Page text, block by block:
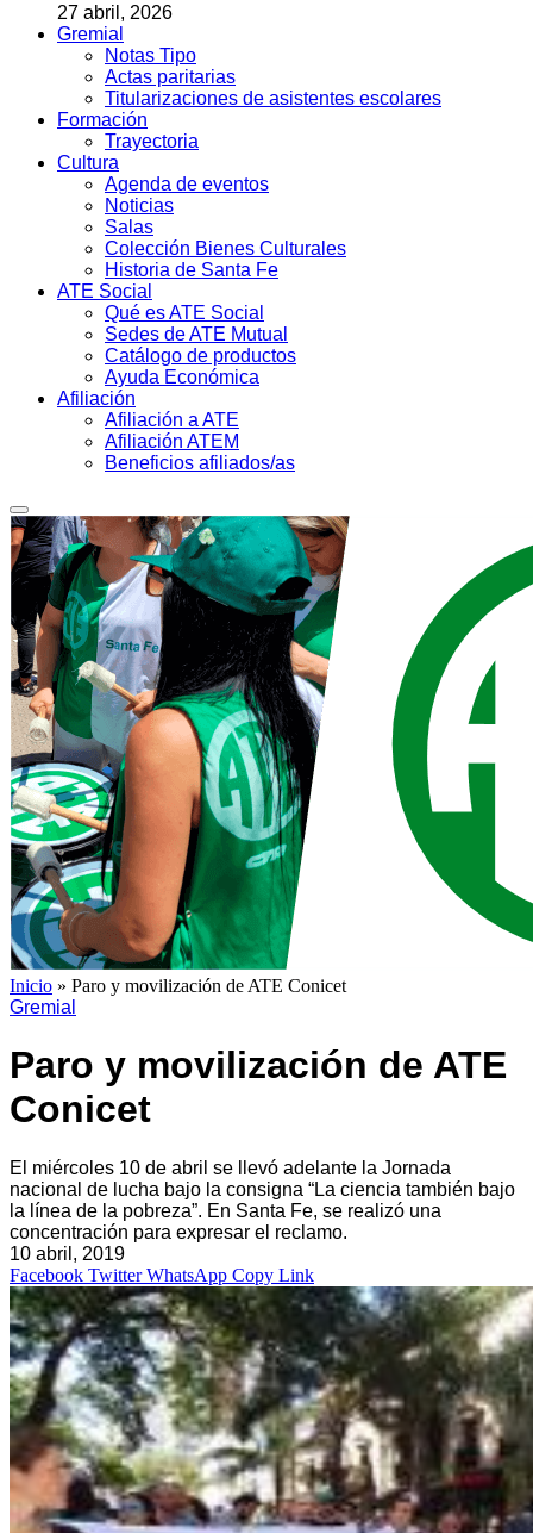
27 abril, 2026
Gremial
Notas Tipo
Actas paritarias
Titularizaciones de asistentes escolares
Formación
Trayectoria
Cultura
Agenda de eventos
Noticias
Salas
Colección Bienes Culturales
Historia de Santa Fe
ATE Social
Qué es ATE Social
Sedes de ATE Mutual
Catálogo de productos
Ayuda Económica
Afiliación
Afiliación a ATE
Afiliación ATEM
Beneficios afiliados/as
Inicio » Paro y movilización de ATE Conicet
Gremial
Paro y movilización de ATE
Conicet
El miércoles 10 de abril se llevó adelante la Jornada
nacional de lucha bajo la consigna “La ciencia también bajo
la línea de la pobreza”. En Santa Fe, se realizó una
concentración para expresar el reclamo.
10 abril, 2019
Facebook Twitter WhatsApp Copy Link